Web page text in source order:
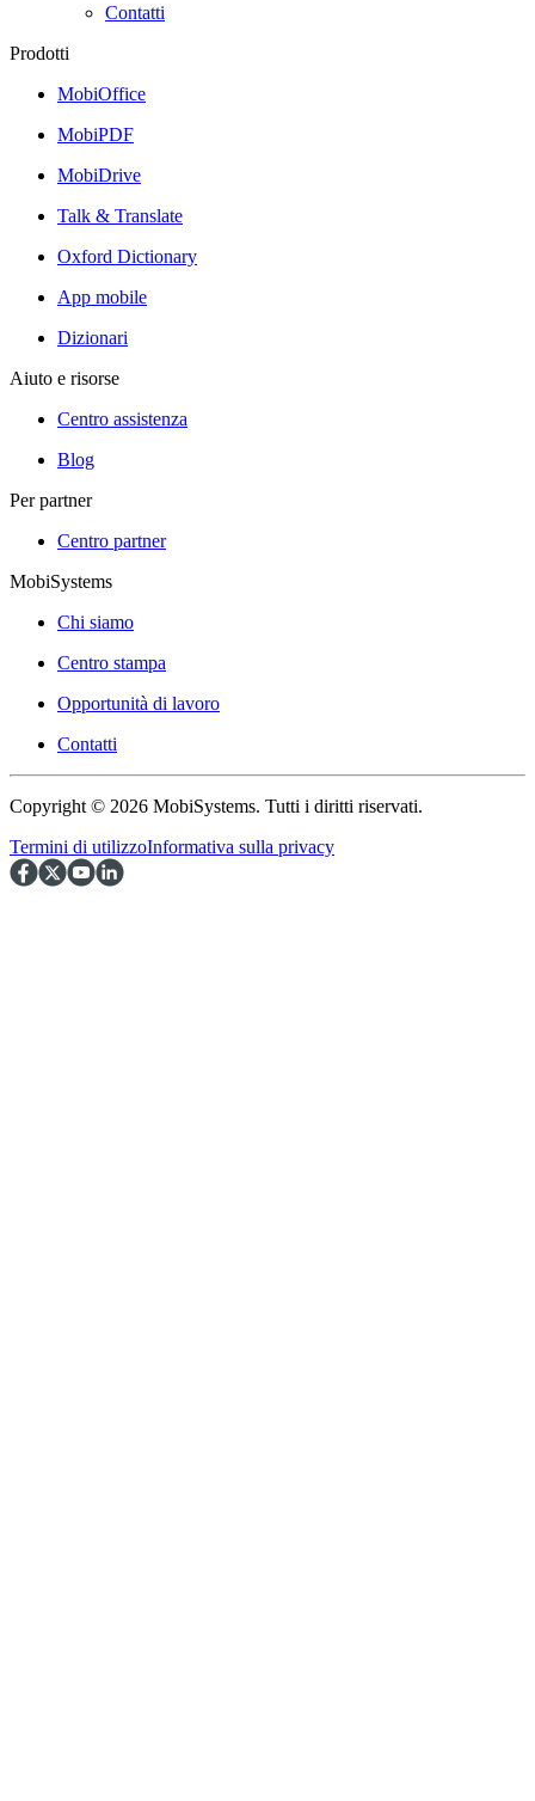
Contatti
Prodotti
MobiOffice
MobiPDF
MobiDrive
Talk & Translate
Oxford Dictionary
App mobile
Dizionari
Aiuto e risorse
Centro assistenza
Blog
Per partner
Centro partner
MobiSystems
Chi siamo
Centro stampa
Opportunità di lavoro
Contatti
Copyright © 2026 MobiSystems. Tutti i diritti riservati.
Termini di utilizzoInformativa sulla privacy